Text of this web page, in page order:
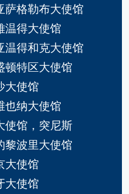
萨格勒布大使馆
温得大使馆
温得和克大使馆
顿特区大使馆
大使馆
也纳大使馆
使馆，突尼斯
黎波里大使馆
大使馆
大使馆